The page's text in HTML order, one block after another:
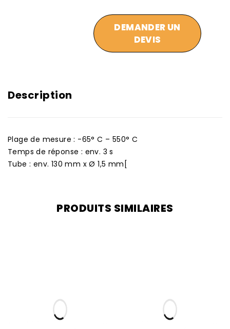
DEMANDER UN
DEVIS
Description
Plage de mesure : -65° C – 550° C
Temps de réponse : env. 3 s
Tube : env. 130 mm x Ø 1,5 mm[
PRODUITS SIMILAIRES